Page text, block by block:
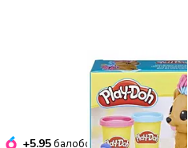
+5.95балобонусів